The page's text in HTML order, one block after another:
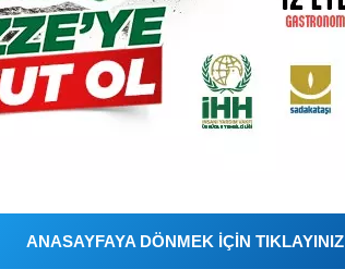
ANASAYFAYA DÖNMEK İÇİN TIKLAYINIZ